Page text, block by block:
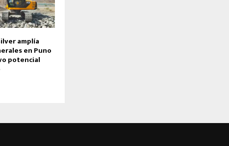
amplía
en Puno
potencial